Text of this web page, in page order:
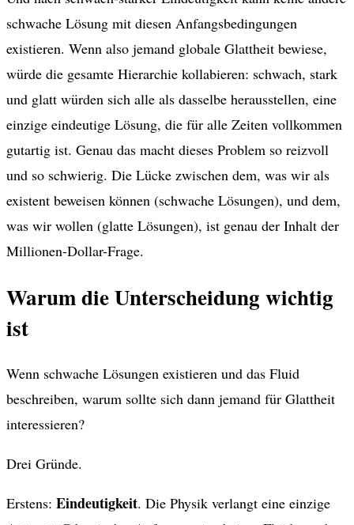
schwache Lösung mit diesen Anfangsbedingungen
existieren. Wenn also jemand globale Glattheit bewiese,
würde die gesamte Hierarchie kollabieren: schwach, stark
und glatt würden sich alle als dasselbe herausstellen, eine
einzige eindeutige Lösung, die für alle Zeiten vollkommen
gutartig ist. Genau das macht dieses Problem so reizvoll
und so schwierig. Die Lücke zwischen dem, was wir als
existent beweisen können (schwache Lösungen), und dem,
was wir wollen (glatte Lösungen), ist genau der Inhalt der
Millionen-Dollar-Frage.
Warum die Unterscheidung wichtig
ist
Wenn schwache Lösungen existieren und das Fluid
beschreiben, warum sollte sich dann jemand für Glattheit
interessieren?
Drei Gründe.
Erstens: Eindeutigkeit. Die Physik verlangt eine einzige